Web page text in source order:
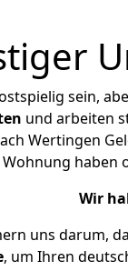
sein,
und arbeiten
Wertingen
haben
Wir
uns darum,
, um Ihren